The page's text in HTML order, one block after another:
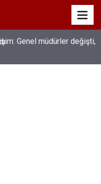
Genel müdürler değişti,